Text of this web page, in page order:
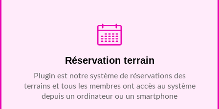
Réservation terrain
Plugin est notre système de réservations des
terrains et tous les membres ont accès au système
depuis un ordinateur ou un smartphone